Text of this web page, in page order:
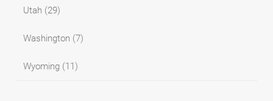
Utah (29)
Washington (7)
Wyoming (11)